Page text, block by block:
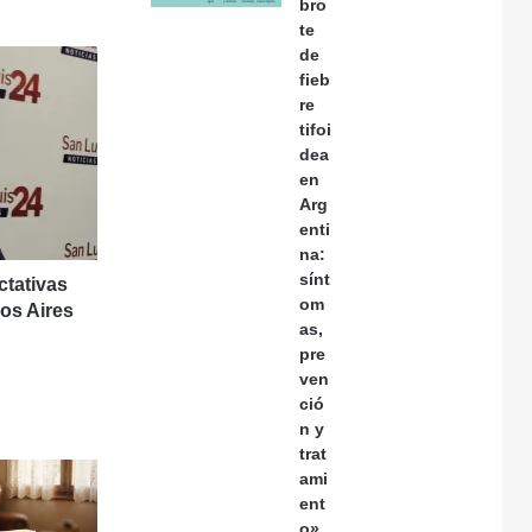
Aires
bro
te
de
fieb
re
tifoi
dea
en
Arg
enti
na:
sínt
om
as,
pre
ven
ció
n y
trat
ami
ent